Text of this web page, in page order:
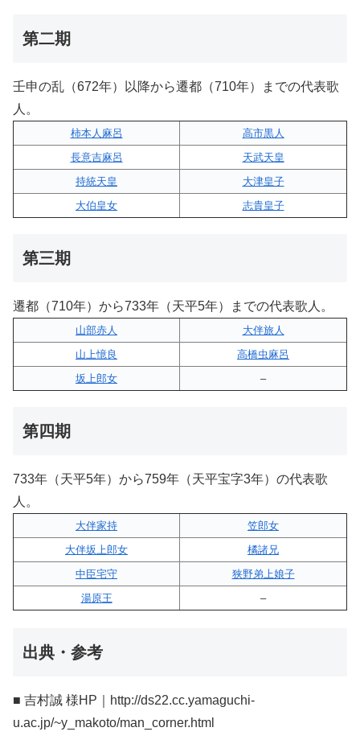
第二期
壬申の乱（672年）以降から遷都（710年）までの代表歌
人。
柿本人麻呂
高市黒人
長意吉麻呂
天武天皇
持統天皇
大津皇子
大伯皇女
志貴皇子
第三期
遷都（710年）から733年（天平5年）までの代表歌人。
山部赤人
大伴旅人
山上憶良
高橋虫麻呂
坂上郎女
–
第四期
733年（天平5年）から759年（天平宝字3年）の代表歌
人。
大伴家持
笠郎女
大伴坂上郎女
橘諸兄
中臣宅守
狭野弟上娘子
湯原王
–
出典・参考
■ 吉村誠 様HP｜http://ds22.cc.yamaguchi-
u.ac.jp/~y_makoto/man_corner.html